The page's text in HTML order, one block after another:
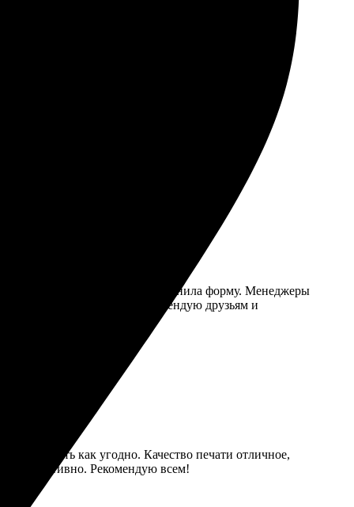
и доставляют в срок. Результат очень
выбрала фотографии, заполнила форму. Менеджеры
всё как и ожидала. Рекомендую друзьям и
изменить как угодно. Качество печати отличное,
оперативно. Рекомендую всем!